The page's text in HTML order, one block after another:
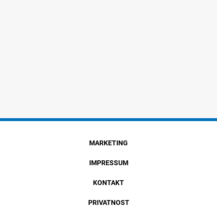
MARKETING
IMPRESSUM
KONTAKT
PRIVATNOST